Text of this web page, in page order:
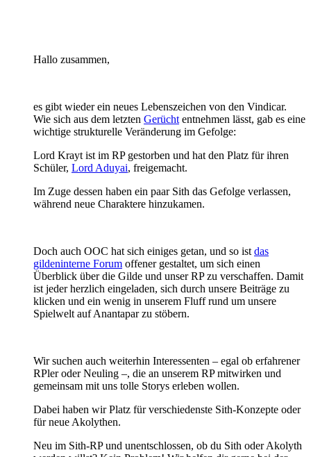
Hallo zusammen,
es gibt wieder ein neues Lebenszeichen von den Vindicar.
Wie sich aus dem letzten Gerücht entnehmen lässt, gab es eine
wichtige strukturelle Veränderung im Gefolge:
Lord Krayt ist im RP gestorben und hat den Platz für ihren
Schüler, Lord Aduyai, freigemacht.
Im Zuge dessen haben ein paar Sith das Gefolge verlassen,
während neue Charaktere hinzukamen.
Doch auch OOC hat sich einiges getan, und so ist das
gildeninterne Forum offener gestaltet, um sich einen
Überblick über die Gilde und unser RP zu verschaffen. Damit
ist jeder herzlich eingeladen, sich durch unsere Beiträge zu
klicken und ein wenig in unserem Fluff rund um unsere
Spielwelt auf Anantapar zu stöbern.
Wir suchen auch weiterhin Interessenten – egal ob erfahrener
RPler oder Neuling –, die an unserem RP mitwirken und
gemeinsam mit uns tolle Storys erleben wollen.
Dabei haben wir Platz für verschiedenste Sith-Konzepte oder
für neue Akolythen.
Neu im Sith-RP und unentschlossen, ob du Sith oder Akolyth